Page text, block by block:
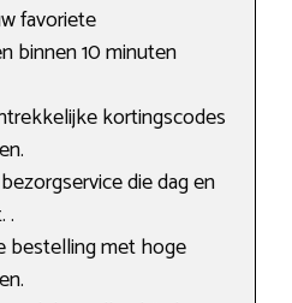
favoriete
binnen 10 minuten
kortingscodes
die dag en
.
bestelling met hoge